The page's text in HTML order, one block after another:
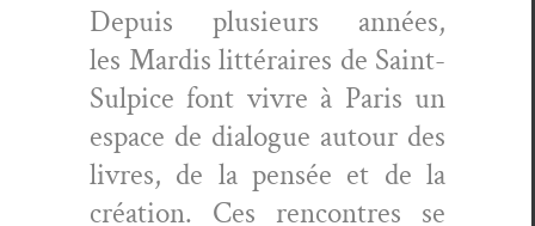
Depuis plusieurs années,
les Mardis lit­téraires de Saint-
Sulpice font vivre à Paris un
espace de dia­logue autour des
livres, de la pen­sée et de la
créa­tion. Ces ren­con­tres se